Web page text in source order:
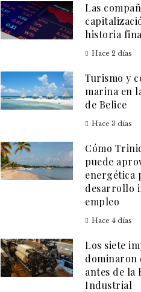
Las
historia
Hace 2 días
Turismo y
marina en
de Belice
Hace 3 días
Cómo
puede
energética
desarrollo
empleo
Hace 4 días
Los siete
dominaron
antes de la
Industrial